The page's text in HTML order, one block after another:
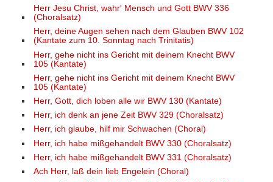
Herr Jesu Christ, wahr' Mensch und Gott BWV 336
(Choralsatz)
Herr, deine Augen sehen nach dem Glauben BWV 102
(Kantate zum 10. Sonntag nach Trinitatis)
Herr, gehe nicht ins Gericht mit deinem Knecht BWV
105 (Kantate)
Herr, gehe nicht ins Gericht mit deinem Knecht BWV
105 (Kantate)
Herr, Gott, dich loben alle wir BWV 130 (Kantate)
Herr, ich denk an jene Zeit BWV 329 (Choralsatz)
Herr, ich glaube, hilf mir Schwachen (Choral)
Herr, ich habe mißgehandelt BWV 330 (Choralsatz)
Herr, ich habe mißgehandelt BWV 331 (Choralsatz)
Ach Herr, laß dein lieb Engelein (Choral)